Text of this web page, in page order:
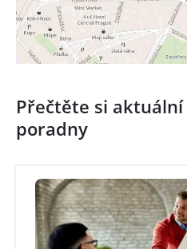
Přečtěte si
poradny